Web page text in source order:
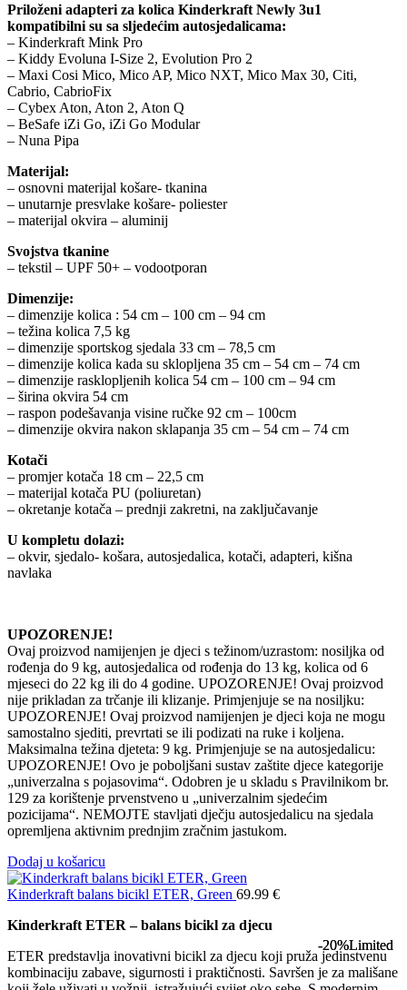
-20%Limited
Priloženi adapteri za kolica Kinderkraft Newly 3u1
kompatibilni su sa sljedećim autosjedalicama:
– Kinderkraft Mink Pro
– Kiddy Evoluna I-Size 2, Evolution Pro 2
– Maxi Cosi Mico, Mico AP, Mico NXT, Mico Max 30, Citi,
Cabrio, CabrioFix
– Cybex Aton, Aton 2, Aton Q
– BeSafe iZi Go, iZi Go Modular
– Nuna Pipa
Materijal:
– osnovni materijal košare- tkanina
– unutarnje presvlake košare- poliester
– materijal okvira – aluminij
Svojstva tkanine
– tekstil – UPF 50+ – vodootporan
Dimenzije:
– dimenzije kolica : 54 cm – 100 cm – 94 cm
– težina kolica 7,5 kg
– dimenzije sportskog sjedala 33 cm – 78,5 cm
– dimenzije kolica kada su sklopljena 35 cm – 54 cm – 74 cm
– dimenzije rasklopljenih kolica 54 cm – 100 cm – 94 cm
– širina okvira 54 cm
– raspon podešavanja visine ručke 92 cm – 100cm
– dimenzije okvira nakon sklapanja 35 cm – 54 cm – 74 cm
Kotači
– promjer kotača 18 cm – 22,5 cm
– materijal kotača PU (poliuretan)
– okretanje kotača – prednji zakretni, na zaključavanje
U kompletu dolazi:
– okvir, sjedalo- košara, autosjedalica, kotači, adapteri, kišna
navlaka
UPOZORENJE!
Ovaj proizvod namijenjen je djeci s težinom/uzrastom: nosiljka od
rođenja do 9 kg, autosjedalica od rođenja do 13 kg, kolica od 6
mjeseci do 22 kg ili do 4 godine. UPOZORENJE! Ovaj proizvod
nije prikladan za trčanje ili klizanje. Primjenjuje se na nosiljku:
UPOZORENJE! Ovaj proizvod namijenjen je djeci koja ne mogu
samostalno sjediti, prevrtati se ili podizati na ruke i koljena.
Maksimalna težina djeteta: 9 kg. Primjenjuje se na autosjedalicu:
UPOZORENJE! Ovo je poboljšani sustav zaštite djece kategorije
„univerzalna s pojasovima“. Odobren je u skladu s Pravilnikom br.
129 za korištenje prvenstveno u „univerzalnim sjedećim
pozicijama“. NEMOJTE stavljati dječju autosjedalicu na sjedala
opremljena aktivnim prednjim zračnim jastukom.
Dodaj u košaricu
Kinderkraft balans bicikl ETER, Green 69.99 €
Kinderkraft ETER – balans bicikl za djecu
ETER predstavlja inovativni bicikl za djecu koji pruža jedinstvenu
kombinaciju zabave, sigurnosti i praktičnosti. Savršen je za mališane
-20%Limited